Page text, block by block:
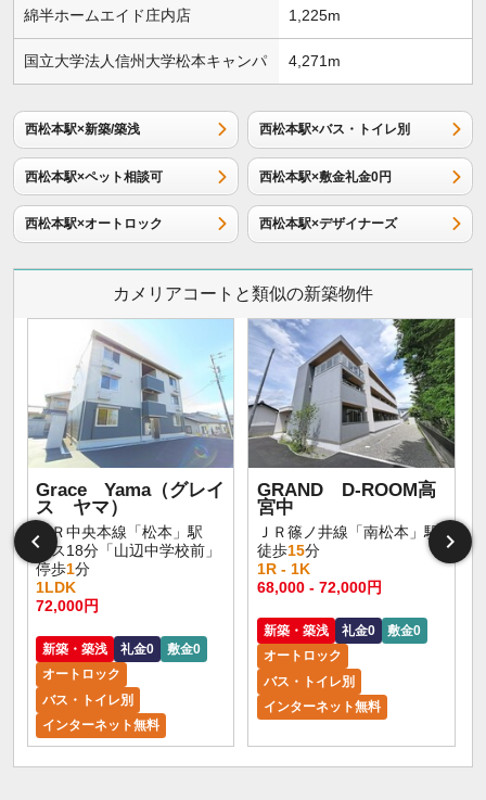
綿半ホームエイド庄内店 1,225m
国立大学法人信州大学松本キャンパ 4,271m
西松本駅×新築/築浅 西松本駅×バス・トイレ別
西松本駅×ペット相談可 西松本駅×敷金礼金0円
西松本駅×オートロック 西松本駅×デザイナーズ
カメリアコートと類似の新築物件
Grace Yama（グレイ
ス ヤマ）
ＪＲ中央本線「松本」駅
バス18分「山辺中学校前」
停歩1分
1LDK
72,000円
新築・築浅 礼金0
敷金0
オートロック
バス・トイレ別
インターネット無料
GRAND D-ROOM高
宮中
ＪＲ篠ノ井線「南松本」駅
徒歩15分
1R - 1K
68,000 - 72,000円
新築・築浅 礼金0
敷金0
オートロック
バス・トイレ別
インターネット無料